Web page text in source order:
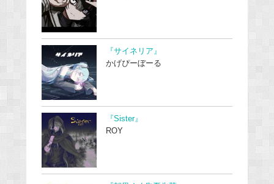
『サイネリア』
かげぴーぼーる
『Sister』
ROY